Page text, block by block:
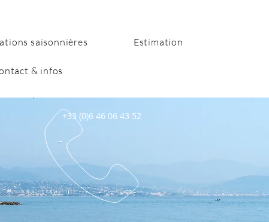
saisonnières Estimation
& infos
+33 (0)6 46 06 43 52